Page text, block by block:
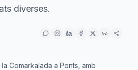
diverses.
Comarkalada a Ponts, amb